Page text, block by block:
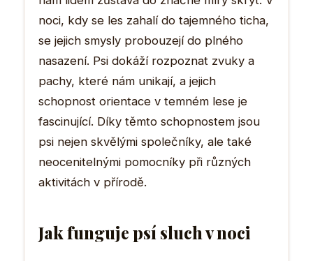
noci, kdy se les zahalí do tajemného ticha,
se jejich smysly probouzejí do plného
nasazení. Psi dokáží rozpoznat zvuky a
pachy, které nám unikají, a jejich
schopnost orientace v temném lese je
fascinující. Díky těmto schopnostem jsou
psi nejen skvělými společníky, ale také
neocenitelnými pomocníky při různých
aktivitách v přírodě.
Jak funguje psí sluch v noci